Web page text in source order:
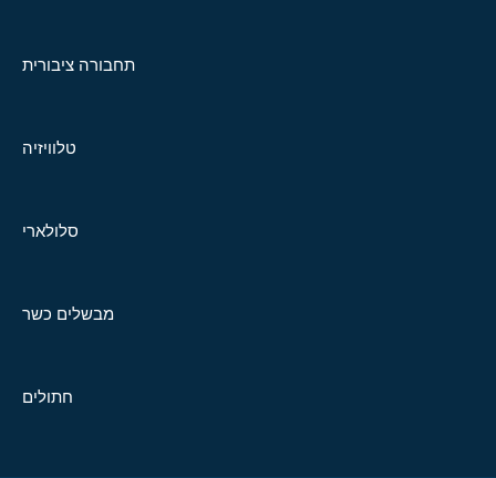
תחבורה ציבורית
טלוויזיה
סלולארי
מבשלים כשר
חתולים